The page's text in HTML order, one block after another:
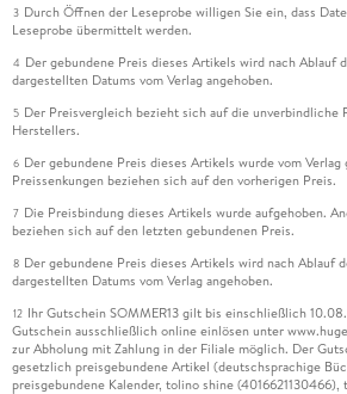
3 Durch Öffnen der Leseprobe willigen Sie ein, dass
Leseprobe übermittelt werden.
4 Der gebundene Preis dieses Artikels wird nach Ablauf
dargestellten Datums vom Verlag angehoben.
5 Der Preisvergleich bezieht sich auf die unverbindliche
Herstellers.
6 Der gebundene Preis dieses Artikels wurde vom Verlag
Preissenkungen beziehen sich auf den vorherigen Preis.
7 Die Preisbindung dieses Artikels wurde aufgehoben.
beziehen sich auf den letzten gebundenen Preis.
8 Der gebundene Preis dieses Artikels wird nach Ablauf
dargestellten Datums vom Verlag angehoben.
12 Ihr Gutschein SOMMER13 gilt bis einschließlich
Gutschein ausschließlich online einlösen unter
zur Abholung mit Zahlung in der Filiale möglich. Der
gesetzlich preisgebundene Artikel (deutschsprachige
preisgebundene Kalender, tolino shine